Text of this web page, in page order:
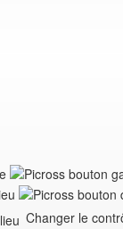
Changer le